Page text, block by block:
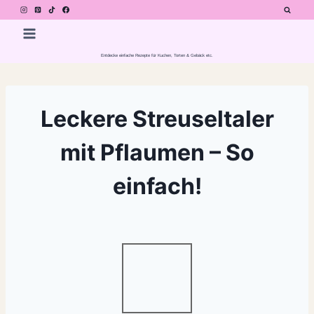
Zum
Inhalt
Entdecke einfache Rezepte für Kuchen, Torten & Gebäck etc.
Leckere Streuseltaler
mit Pflaumen – So
einfach!